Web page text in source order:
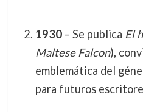
1930– Se publica El
Maltese Falcon),
emblemática del
para futuros